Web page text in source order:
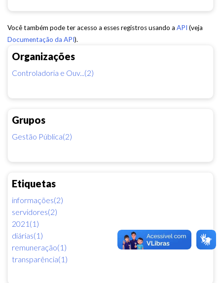
Organizações
Controladoria e Ouv...(2)
Grupos
Gestão Pública(2)
Etiquetas
informações(2)
servidores(2)
2021(1)
diárias(1)
remuneração(1)
transparência(1)
Você também pode ter acesso a esses registros usando a API (veja
Documentação da API).